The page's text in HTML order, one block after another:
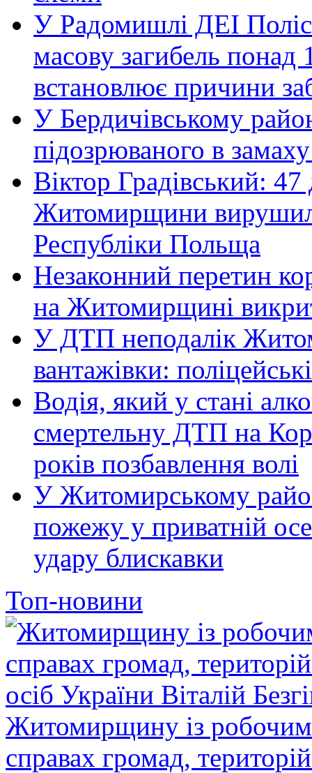
У Радомишлі ДЕІ
масову загибель понад
встановлює причини
У Бердичівському
підозрюваного в
Віктор Градівський: 47
Житомирщини
Республіки Польща
Незаконний перетин
на Житомирщині
У ДТП неподалік
вантажівки:
Водія, який у стані
смертельну ДТП на
років позбавлення волі
У Житомирському
пожежу у приватній
удару блискавки
Топ-новини
Житомирщину із робочим
справах громад,